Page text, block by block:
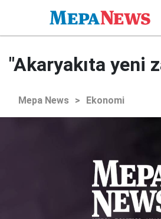
"Akaryakıta yeni
Mepa News > Ekonomi